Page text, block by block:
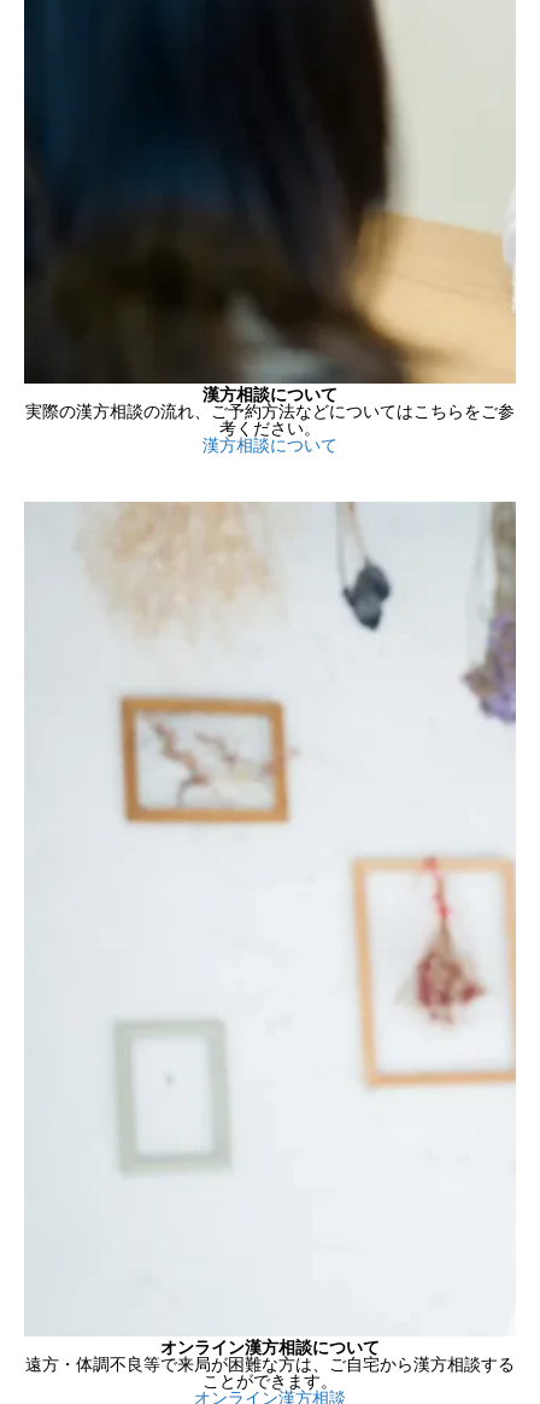
漢方相談について
実際の漢方相談の流れ、ご予約方法などについてはこちらをご参
考ください。
漢方相談について
オンライン漢方相談について
遠方・体調不良等で来局が困難な方は、ご自宅から漢方相談する
ことができます。
オンライン漢方相談